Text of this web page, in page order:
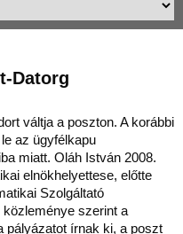
Datorg
váltja a poszton. A korábbi
az ügyfélkapu
miatt. Oláh István 2008.
elnökhelyettese, előtte
Szolgáltató
közleménye szerint a
pályázatot írnak ki, a poszt